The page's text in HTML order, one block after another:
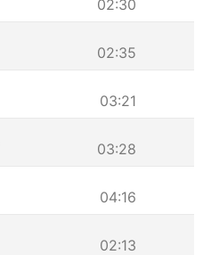
02:30
02:35
03:21
03:28
04:16
02:13